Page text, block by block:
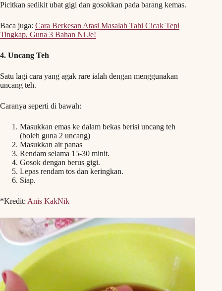
Picitkan sedikit ubat gigi dan gosokkan pada barang kemas.
Baca juga: Cara Berkesan Atasi Masalah Tahi Cicak Tepi
Tingkap, Guna 3 Bahan Ni Je!
4. Uncang Teh
Satu lagi cara yang agak rare ialah dengan menggunakan
uncang teh.
Caranya seperti di bawah:
Masukkan emas ke dalam bekas berisi uncang teh
(boleh guna 2 uncang)
Masukkan air panas
Rendam selama 15-30 minit.
Gosok dengan berus gigi.
Lepas rendam tos dan keringkan.
Siap.
*Kredit: Anis KakNik